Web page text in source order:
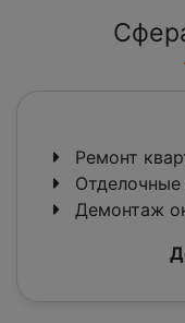
Ремонт
Демонтаж